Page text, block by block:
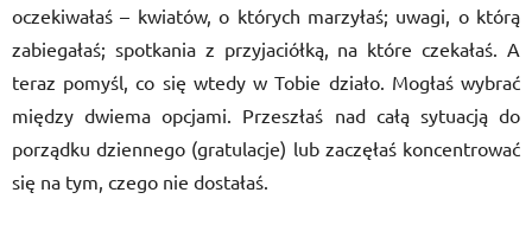
oczekiwałaś – kwiatów, o których marzyłaś; uwagi, o którą
zabiegałaś; spotkania z przyjaciółką, na które czekałaś. A
teraz pomyśl, co się wtedy w Tobie działo. Mogłaś wybrać
między dwiema opcjami. Przeszłaś nad całą sytuacją do
porządku dziennego (gratulacje) lub zaczęłaś koncentrować
się na tym, czego nie dostałaś.